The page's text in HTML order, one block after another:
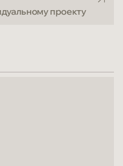
проекту